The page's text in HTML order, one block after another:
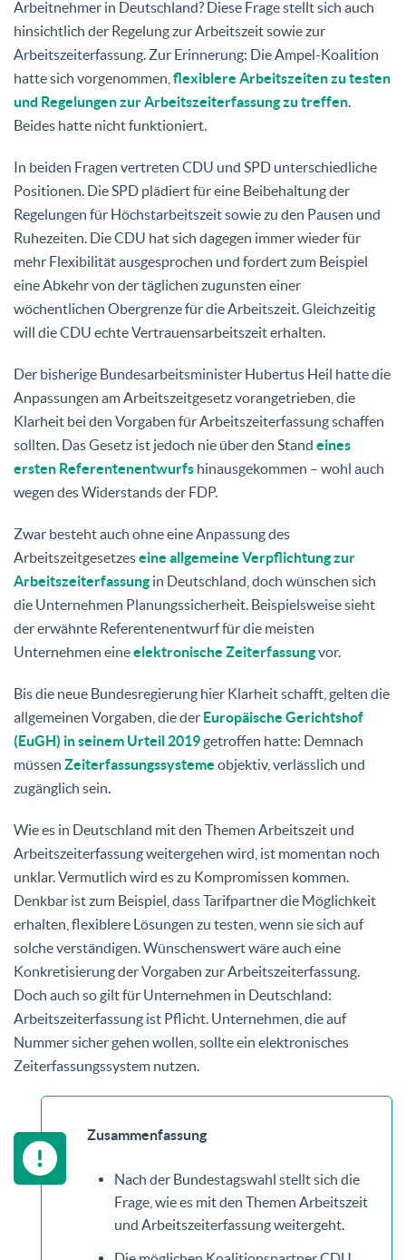
Arbeitnehmer in Deutschland? Diese Frage stellt sich auch
hinsichtlich der Regelung zur Arbeitszeit sowie zur
Arbeitszeiterfassung. Zur Erinnerung: Die Ampel-Koalition
hatte sich vorgenommen, flexiblere Arbeitszeiten zu testen
und Regelungen zur Arbeitszeiterfassung zu treffen.
Beides hatte nicht funktioniert.
In beiden Fragen vertreten CDU und SPD unterschiedliche
Positionen. Die SPD plädiert für eine Beibehaltung der
Regelungen für Höchstarbeitszeit sowie zu den Pausen und
Ruhezeiten. Die CDU hat sich dagegen immer wieder für
mehr Flexibilität ausgesprochen und fordert zum Beispiel
eine Abkehr von der täglichen zugunsten einer
wöchentlichen Obergrenze für die Arbeitszeit. Gleichzeitig
will die CDU echte Vertrauensarbeitszeit erhalten.
Der bisherige Bundesarbeitsminister Hubertus Heil hatte die
Anpassungen am Arbeitszeitgesetz vorangetrieben, die
Klarheit bei den Vorgaben für Arbeitszeiterfassung schaffen
sollten. Das Gesetz ist jedoch nie über den Stand eines
ersten Referentenentwurfs hinausgekommen – wohl auch
wegen des Widerstands der FDP.
Zwar besteht auch ohne eine Anpassung des
Arbeitszeitgesetzeseine allgemeine Verpflichtung zur
Arbeitszeiterfassungin Deutschland, doch wünschen sich
die Unternehmen Planungssicherheit. Beispielsweise sieht
der erwähnte Referentenentwurf für die meisten
Unternehmen eineelektronische Zeiterfassungvor.
Bis die neue Bundesregierung hier Klarheit schafft, gelten die
allgemeinen Vorgaben, die der Europäische Gerichtshof
(EuGH) in seinem Urteil 2019getroffen hatte: Demnach
müssen Zeiterfassungssysteme objektiv, verlässlich und
zugänglich sein.
Wie es in Deutschland mit den Themen Arbeitszeit und
Arbeitszeiterfassung weitergehen wird, ist momentan noch
unklar. Vermutlich wird es zu Kompromissen kommen.
Denkbar ist zum Beispiel, dass Tarifpartner die Möglichkeit
erhalten, flexiblere Lösungen zu testen, wenn sie sich auf
solche verständigen. Wünschenswert wäre auch eine
Konkretisierung der Vorgaben zur Arbeitszeiterfassung.
Doch auch so gilt für Unternehmen in Deutschland:
Arbeitszeiterfassung ist Pflicht. Unternehmen, die auf
Nummer sicher gehen wollen, sollte ein elektronisches
Zeiterfassungssystem nutzen.
Zusammenfassung
Nach der Bundestagswahl stellt sich die
Frage, wie es mit den Themen Arbeitszeit
und Arbeitszeiterfassung weitergeht.